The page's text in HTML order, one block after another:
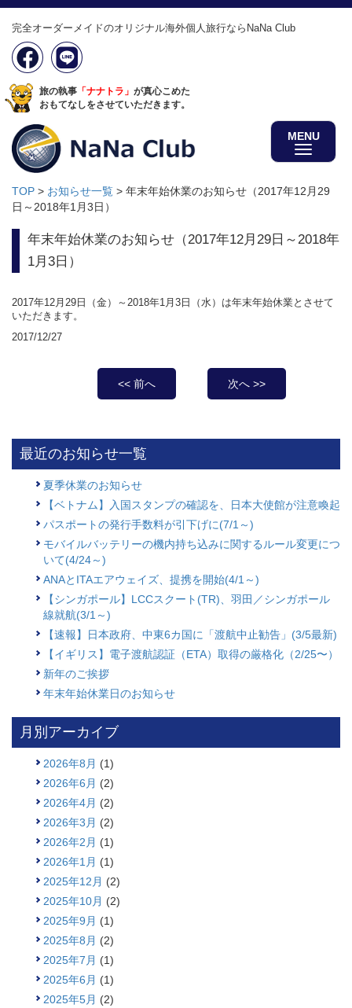
完全オーダーメイドのオリジナル海外個人旅行ならNaNa Club
旅の執事 「ナナトラ」 が真心こめた
おもてなしをさせていただきます。
MENU
TOP > お知らせ一覧 > 年末年始休業のお知らせ（2017年12月29
日～2018年1月3日）
年末年始休業のお知らせ（2017年12月29日～2018年
1月3日）
2017年12月29日（金）～2018年1月3日（水）は年末年始休業とさせて
いただきます。
2017/12/27
<< 前へ 次へ >>
最近のお知らせ一覧
夏季休業のお知らせ
【ベトナム】入国スタンプの確認を、日本大使館が注意喚起
パスポートの発行手数料が引下げに(7/1～)
モバイルバッテリーの機内持ち込みに関するルール変更につ
いて(4/24～)
ANAとITAエアウェイズ、提携を開始(4/1～)
【シンガポール】LCCスクート(TR)、羽田／シンガポール
線就航(3/1～)
【速報】日本政府、中東6カ国に「渡航中止勧告」(3/5最新)
【イギリス】電子渡航認証（ETA）取得の厳格化（2/25〜）
新年のご挨拶
年末年始休業日のお知らせ
月別アーカイブ
2026年8月 (1)
2026年6月 (2)
2026年4月 (2)
2026年3月 (2)
2026年2月 (1)
2026年1月 (1)
2025年12月 (2)
2025年10月 (2)
2025年9月 (1)
2025年8月 (2)
2025年7月 (1)
2025年6月 (1)
2025年5月 (2)